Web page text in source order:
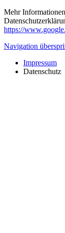
Mehr
https://
Navigation
Impressum
Datenschutz